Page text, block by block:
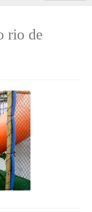
rio de